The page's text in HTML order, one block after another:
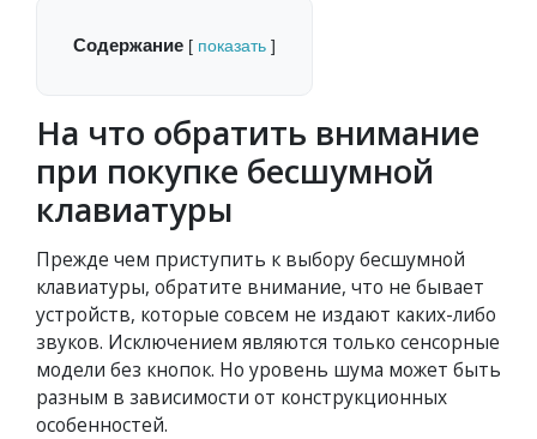
Содержание [ показать ]
На что обратить внимание
при покупке бесшумной
клавиатуры
Прежде чем приступить к выбору бесшумной
клавиатуры, обратите внимание, что не бывает
устройств, которые совсем не издают каких-либо
звуков. Исключением являются только сенсорные
модели без кнопок. Но уровень шума может быть
разным в зависимости от конструкционных
особенностей.